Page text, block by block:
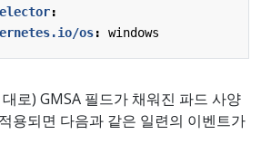
:
os: windows
로) GMSA 필드가 채워진 파드 사양
용되면 다음과 같은 일련의 이벤트가